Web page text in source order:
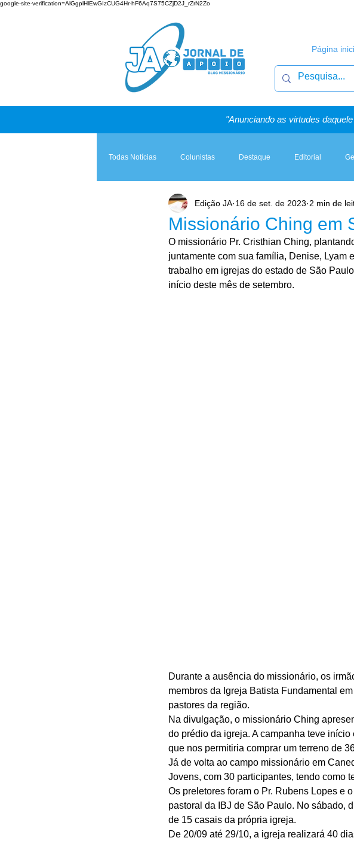
google-site-verification=AlGgplHlEwGIzCUG4Hr-hF6Aq7S75CZjD2J_rZrN2Zo
Página
"Anunciando as virtudes
Todas Notícias Colunistas Destaque Editorial
Teologia & Prática A Igreja e a Lei Artigos, Sermões &
Missionário Ching em
Edição JA 16 de set. de 2023 2 min de
O missionário Pr. Cristhian Ching,
juntamente com sua família, Denise, Lyam
trabalho em igrejas do estado de São
início deste mês de setembro.
Durante a ausência do missionário, os
membros da Igreja Batista Fundamental
pastores da região.
Na divulgação, o missionário Ching
do prédio da igreja. A campanha teve
que nos permitiria comprar um terreno de
Já de volta ao campo missionário em
Jovens, com 30 participantes, tendo como
Os preletores foram o Pr. Rubens Lopes e
pastoral da IBJ de São Paulo. No sábado,
de 15 casais da própria igreja.
De 20/09 até 29/10, a igreja realizará 40